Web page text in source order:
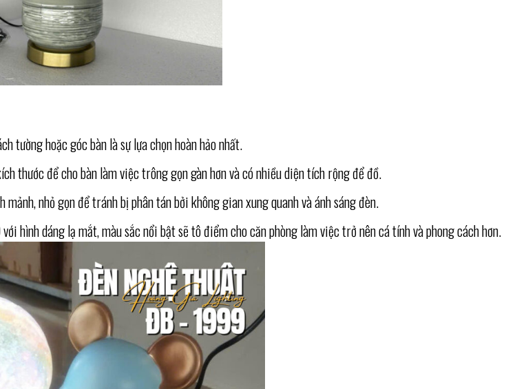
tường hoặc góc bàn là sự lựa chọn hoàn hảo nhất.
thước để cho bàn làm việc trông gọn gàn hơn và có nhiều diện tích rộng để đồ.
nhỏ gọn để tránh bị phân tán bởi không gian xung quanh và ánh sáng đèn.
hình dáng lạ mắt, màu sắc nổi bật sẽ tô điểm cho căn phòng làm việc trở nên cá tính và phong cách hơn.